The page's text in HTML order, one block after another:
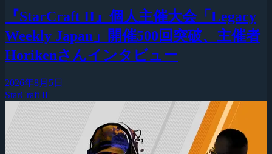
『StarCraft II』個人主催大会「Legacy
Weekly Japan」開催500回突破、主催者
Horikenさんインタビュー
2026年8月5日
StarCraft II